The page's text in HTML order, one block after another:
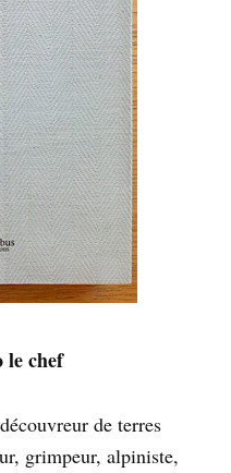
le chef
de terres
grimpeur, alpiniste,